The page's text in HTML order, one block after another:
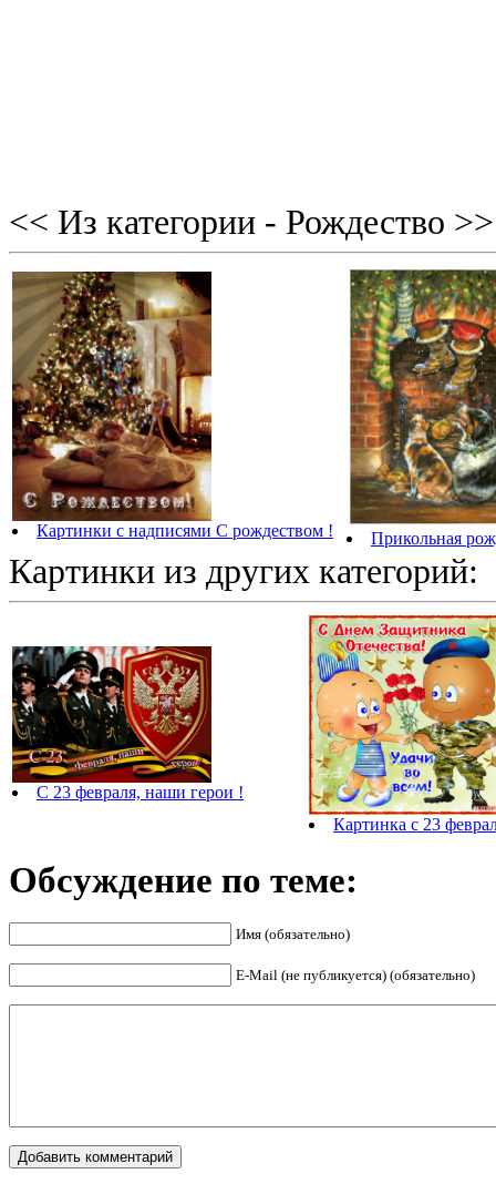
<< Из категории - Рождество >>
Картинки с надписями С рождеством ! Прикольная
Картинки из других категорий:
С 23 февраля, наши герои !
Картинка с 23
Обсуждение по теме:
Имя (обязательно)
E-Mail (не публикуется) (обязательно)